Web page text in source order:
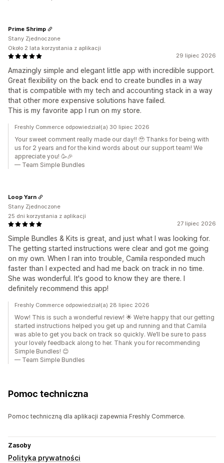
29 lipiec 2026
Amazingly simple and elegant little app with incredible support.
Great flexibility on the back end to create bundles in a way
that is compatible with my tech and accounting stack in a way
that other more expensive solutions have failed.
This is my favorite app I run on my store.
Prime Shrimp
Stany Zjednoczone
Około 2 lata korzystania z aplikacji
Freshly Commerce odpowiedział(a) 30 lipiec 2026
Your sweet comment really made our day!! 🥹 Thanks for being with
us for 2 years and for the kind words about our support team! We
appreciate you! 🥳🎉
— Team Simple Bundles
27 lipiec 2026
Simple Bundles & Kits is great, and just what I was looking for.
The getting started instructions were clear and got me going
on my own. When I ran into trouble, Camila responded much
faster than I expected and had me back on track in no time.
She was wonderful. It's good to know they are there. I
definitely recommend this app!
Loop Yarn
Stany Zjednoczone
25 dni korzystania z aplikacji
Freshly Commerce odpowiedział(a) 28 lipiec 2026
Wow! This is such a wonderful review! 🌟 We’re happy that our getting
started instructions helped you get up and running and that Camila
was able to get you back on track so quickly. We’ll be sure to pass
your lovely feedback along to her. Thank you for recommending
Simple Bundles! 😊
— Team Simple Bundles
Pomoc techniczna
Pomoc techniczną dla aplikacji zapewnia Freshly Commerce.
Zasoby
Polityka prywatności